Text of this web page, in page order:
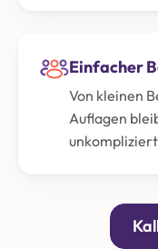
Einfacher
Von kleinen
Auflagen